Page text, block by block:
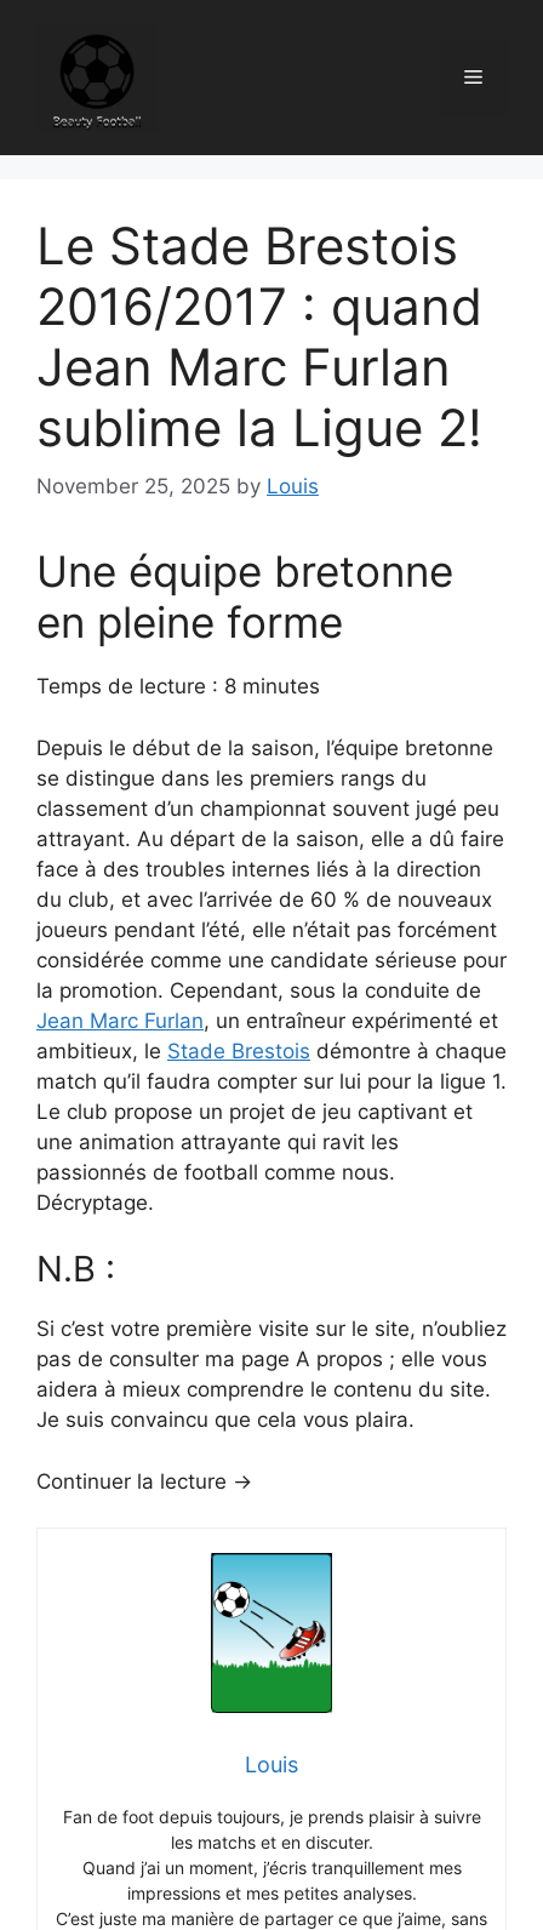
content
Menu
Le Stade Brestois
2016/2017 : quand
Jean Marc Furlan
sublime la Ligue 2!
November 25, 2025 by Louis
Une équipe bretonne
en pleine forme
Temps de lecture : 8 minutes
Depuis le début de la saison, l’équipe bretonne
se distingue dans les premiers rangs du
classement d’un championnat souvent jugé peu
attrayant. Au départ de la saison, elle a dû faire
face à des troubles internes liés à la direction
du club, et avec l’arrivée de 60 % de nouveaux
joueurs pendant l’été, elle n’était pas forcément
considérée comme une candidate sérieuse pour
la promotion. Cependant, sous la conduite de
Jean Marc Furlan, un entraîneur expérimenté et
ambitieux, le Stade Brestois démontre à chaque
match qu’il faudra compter sur lui pour la ligue 1.
Le club propose un projet de jeu captivant et
une animation attrayante qui ravit les
passionnés de football comme nous.
Décryptage.
N.B :
Si c’est votre première visite sur le site, n’oubliez
pas de consulter ma page A propos ; elle vous
aidera à mieux comprendre le contenu du site.
Je suis convaincu que cela vous plaira.
Continuer la lecture →
Louis
Fan de foot depuis toujours, je prends plaisir à suivre
les matchs et en discuter.
Quand j’ai un moment, j’écris tranquillement mes
impressions et mes petites analyses.
C’est juste ma manière de partager ce que j’aime, sans